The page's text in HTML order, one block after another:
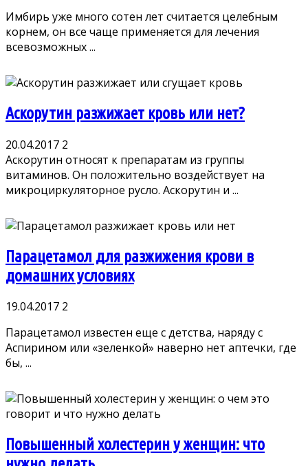
Имбирь уже много сотен лет считается целебным
корнем, он все чаще применяется для лечения
всевозможных ...
Аскорутин разжижает кровь или нет?
20.04.2017 2
Аскорутин относят к препаратам из группы
витаминов. Он положительно воздействует на
микроциркуляторное русло. Аскорутин и ...
Парацетамол для разжижения крови в
домашних условиях
19.04.2017 2
Парацетамол известен еще с детства, наряду с
Аспирином или «зеленкой» наверно нет аптечки, где
бы, ...
Повышенный холестерин у женщин: что